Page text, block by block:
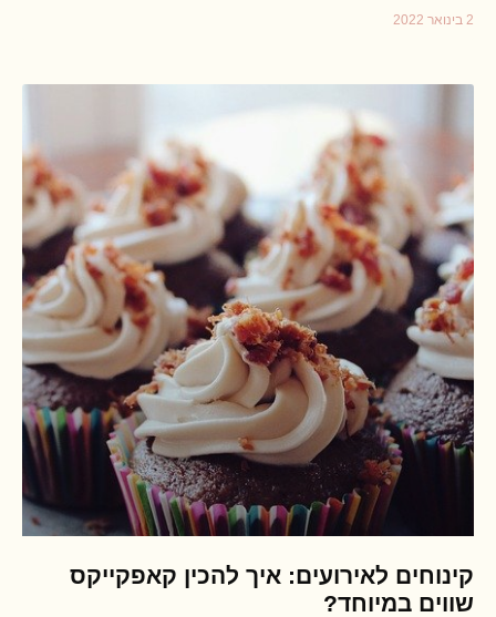
2 בינואר 2022
קינוחים לאירועים: איך להכין קאפקייקס
שווים במיוחד?